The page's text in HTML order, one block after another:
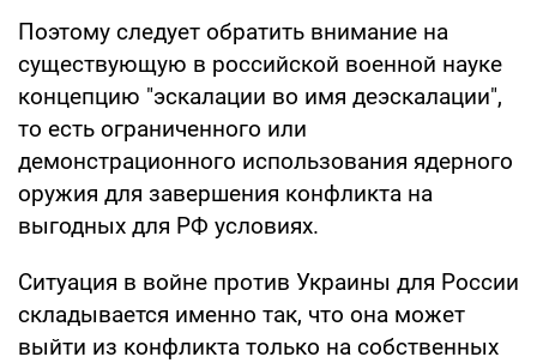
Поэтому следует обратить внимание на
существующую в российской военной науке
концепцию "эскалации во имя деэскалации",
то есть ограниченного или
демонстрационного использования ядерного
оружия для завершения конфликта на
выгодных для РФ условиях.
Ситуация в войне против Украины для России
складывается именно так, что она может
выйти из конфликта только на собственных